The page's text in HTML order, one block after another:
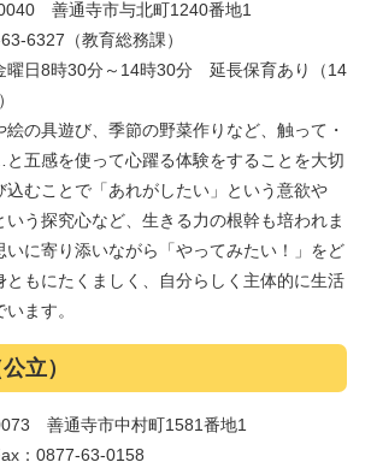
善通寺市与北町1240番地1
6327（教育総務課）
曜日8時30分～14時30分 延長保育あり（14
絵の具遊び、季節の野菜作りなど、触って・
五感を使って心躍る体験をすることを大切
込むことで「あれがしたい」という意欲や
いう探究心など、生きる力の根幹も培われま
いに寄り添いながら「やってみたい！」をど
ともにたくましく、自分らしく主体的に生活
ます。
立）
善通寺市中村町1581番地1
：0877-63-0158